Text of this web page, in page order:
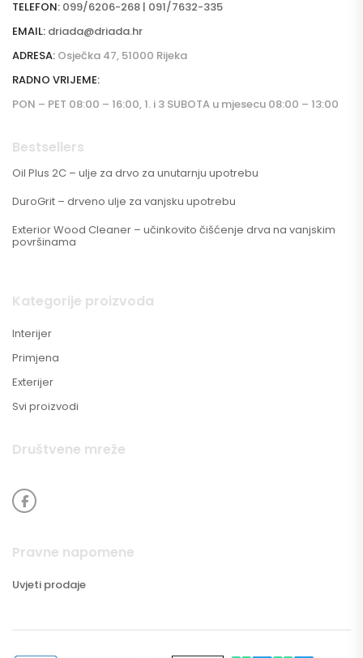
TELEFON: 099/6206-268 | 091/7632-335
EMAIL: driada@driada.hr
ADRESA: Osječka 47, 51000 Rijeka
RADNO VRIJEME:
PON – PET 08:00 – 16:00, 1. i 3 SUBOTA u mjesecu 08:00 – 13:00
Bestsellers
Oil Plus 2C – ulje za drvo za unutarnju upotrebu
DuroGrit – drveno ulje za vanjsku upotrebu
Exterior Wood Cleaner – učinkovito čišćenje drva na vanjskim
površinama
Kategorije proizvoda
Interijer
Primjena
Exterijer
Svi proizvodi
Društvene mreže
Pravne napomene
Uvjeti prodaje